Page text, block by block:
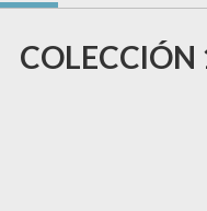
COLECCIÓN